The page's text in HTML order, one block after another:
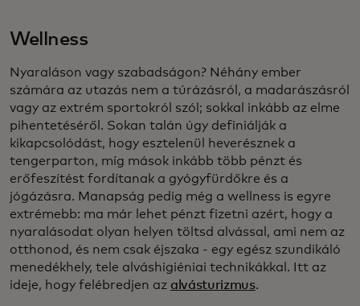
Wellness
Nyaraláson vagy szabadságon? Néhány ember
számára az utazás nem a túrázásról, a madarászásról
vagy az extrém sportokról szól; sokkal inkább az elme
pihentetéséről. Sokan talán úgy definiálják a
kikapcsolódást, hogy esztelenül heverésznek a
tengerparton, míg mások inkább több pénzt és
erőfeszítést fordítanak a gyógyfürdőkre és a
jógázásra. Manapság pedig még a wellness is egyre
extrémebb: ma már lehet pénzt fizetni azért, hogy a
nyaralásodat olyan helyen töltsd alvással, ami nem az
otthonod, és nem csak éjszaka - egy egész szundikáló
menedékhely, tele alváshigiéniai technikákkal. Itt az
ideje, hogy felébredjen az alvásturizmus.